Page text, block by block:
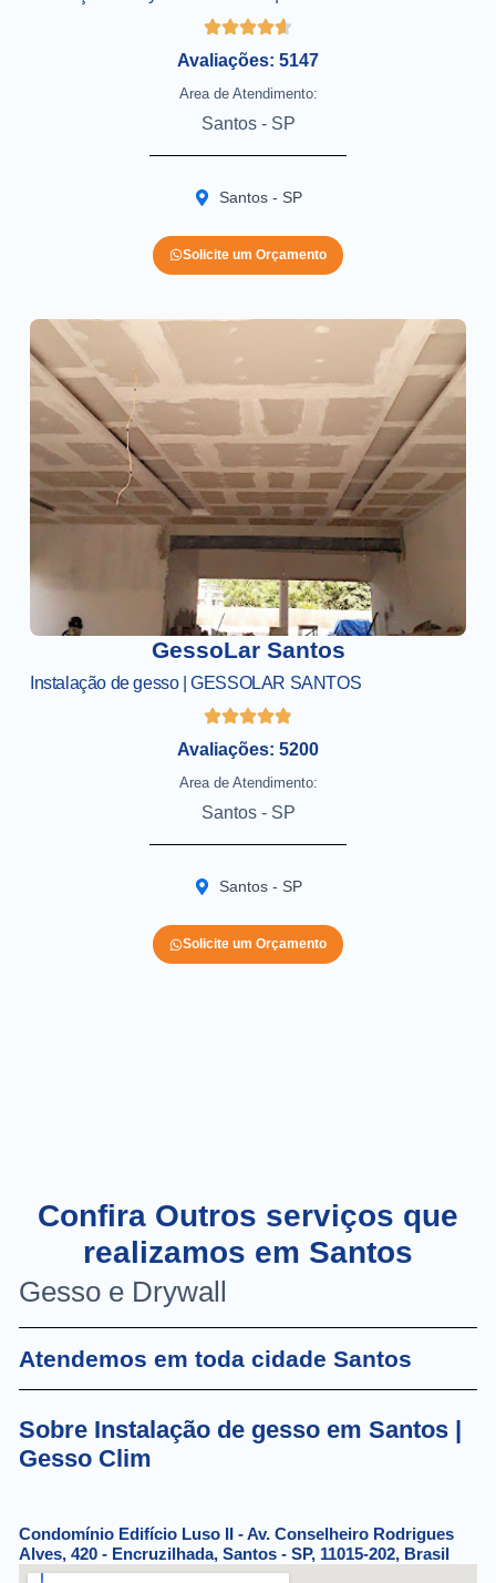
Avaliações: 5147
Area de Atendimento:
Santos - SP
Santos - SP
Solicite um Orçamento
GessoLar Santos
Instalação de gesso | GESSOLAR SANTOS
Avaliações: 5200
Area de Atendimento:
Santos - SP
Santos - SP
Solicite um Orçamento
Confira Outros serviços que
realizamos em Santos
Gesso e Drywall
Atendemos em toda cidade Santos
Sobre Instalação de gesso em Santos |
Gesso Clim
Condomínio Edifício Luso II - Av. Conselheiro Rodrigues
Alves, 420 - Encruzilhada, Santos - SP, 11015-202, Brasil